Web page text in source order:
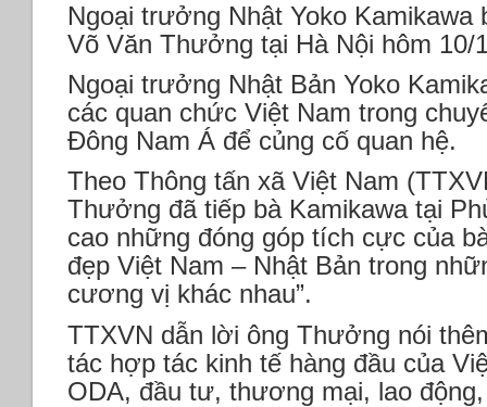
Ngoại trưởng Nhật Yoko
Võ Văn Thưởng tại Hà Nội hôm 10/
Ngoại trưởng Nhật Bản Yoko
các quan chức Việt Nam trong
Đông Nam Á để củng cố quan hệ.
Theo Thông tấn xã Việt Nam
Thưởng đã tiếp bà Kamikawa tại
cao những đóng góp tích cực của
đẹp Việt Nam – Nhật Bản trong
cương vị khác nhau”.
TTXVN dẫn lời ông Thưởng nói
tác hợp tác kinh tế hàng đầu của
ODA, đầu tư, thương mại, lao